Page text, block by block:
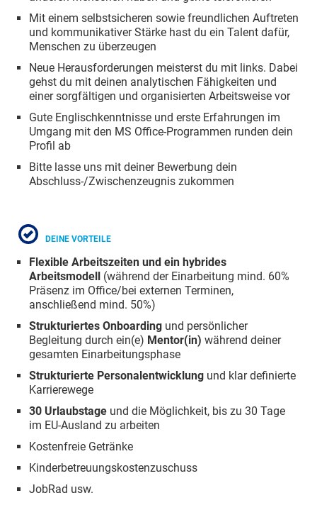
Mit einem selbstsicheren sowie freundlichen Auftreten
und kommunikativer Stärke hast du ein Talent dafür,
Menschen zu überzeugen
Neue Herausforderungen meisterst du mit links. Dabei
gehst du mit deinen analytischen Fähigkeiten und
einer sorgfältigen und organisierten Arbeitsweise vor
Gute Englischkenntnisse und erste Erfahrungen im
Umgang mit den MS Office-Programmen runden dein
Profil ab
Bitte lasse uns mit deiner Bewerbung dein
Abschluss-/Zwischenzeugnis zukommen
DEINE VORTEILE
Flexible Arbeitszeiten und ein hybrides
Arbeitsmodell (während der Einarbeitung mind. 60%
Präsenz im Office/bei externen Terminen,
anschließend mind. 50%)
Strukturiertes Onboarding und persönlicher
Begleitung durch ein(e) Mentor(in) während deiner
gesamten Einarbeitungsphase
Strukturierte Personalentwicklung und klar definierte
Karrierewege
30 Urlaubstage und die Möglichkeit, bis zu 30 Tage
im EU-Ausland zu arbeiten
Kostenfreie Getränke
Kinderbetreuungskostenzuschuss
JobRad usw.